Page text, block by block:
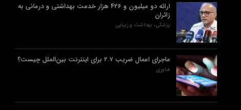
ارائه دو میلیون و ۴۲۶ هزار خدمت بهداشتی و درمانی به
زائران
پزشکی، بهداشت و زیبایی
ماجرای اعمال ضریب ۲.۷ برای اینترنت بین‌الملل چیست؟
فناوری